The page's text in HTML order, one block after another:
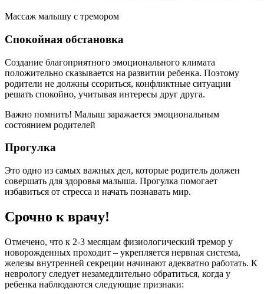
Массаж малышу с тремором
Спокойная обстановка
Создание благоприятного эмоционального климата
положительно сказывается на развитии ребенка. Поэтому
родители не должны ссориться, конфликтные ситуации
решать спокойно, учитывая интересы друг друга.
Важно помнить! Малыш заражается эмоциональным
состоянием родителей
Прогулка
Это одно из самых важных дел, которые родитель должен
совершать для здоровья малыша. Прогулка помогает
избавиться от стресса и начать познавать мир.
Срочно к врачу!
Отмечено, что к 2-3 месяцам физиологический тремор у
новорожденных проходит – укрепляется нервная система,
железы внутренней секреции начинают адекватно работать. К
неврологу следует незамедлительно обратиться, когда у
ребенка наблюдаются следующие признаки: